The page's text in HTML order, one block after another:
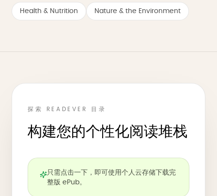
Health & Nutrition Nature & the Environment
探索 READEVER 目录
构建您的个性化阅读堆栈
只需点击一下，即可使用个人云存储下载完
整版 ePub。